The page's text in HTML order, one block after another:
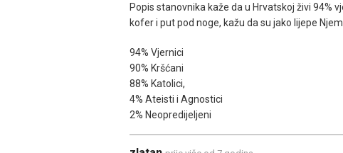
Popis stanovnika kaže da u Hrvatskoj živi 94%
kofer i put pod noge, kažu da su jako lijepe
94% Vjernici
90% Kršćani
88% Katolici,
4% Ateisti i Agnostici
2% Neopredijeljeni